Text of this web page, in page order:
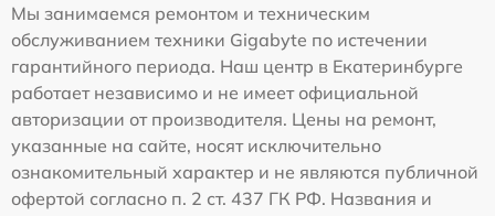
Мы занимаемся ремонтом и техническим
обслуживанием техники Gigabyte по истечении
гарантийного периода. Наш центр в Екатеринбурге
работает независимо и не имеет официальной
авторизации от производителя. Цены на ремонт,
указанные на сайте, носят исключительно
ознакомительный характер и не являются публичной
офертой согласно п. 2 ст. 437 ГК РФ. Названия и